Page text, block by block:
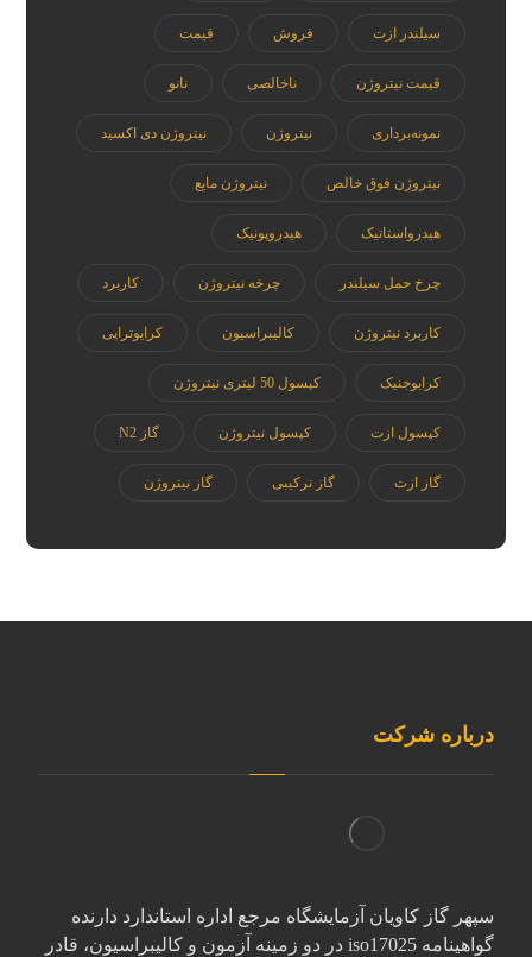
سیلندر ازت فروش قیمت
قیمت نیتروژن ناخالصی نانو
نمونه‌برداری نیتروژن نیتروژن دی اکسید
نیتروژن فوق خالص نیتروژن مایع
هیدرواستاتیک هیدروپونیک
چرخ حمل سیلندر چرخه نیتروژن کاربرد
کاربرد نیتروژن کالیبراسیون کرایوتراپی
کرایوجنیک کپسول 50 لیتری نیتروژن
کپسول ازت کپسول نیتروژن گاز N2
گاز ازت گاز ترکیبی گاز نیتروژن
درباره شرکت
سپهر گاز کاویان آزمایشگاه مرجع اداره استاندارد دارنده
گواهینامه iso17025 در دو زمینه آزمون و کالیبراسیون، قادر